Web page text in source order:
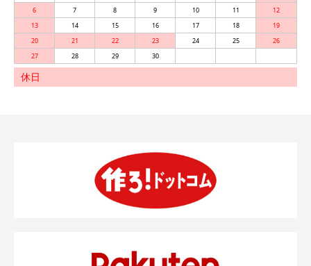
6
7 8 9 10 11
12
13
14 15 16 17 18
19
20
21 22 23 24 25
26
27
28 29 30
休日